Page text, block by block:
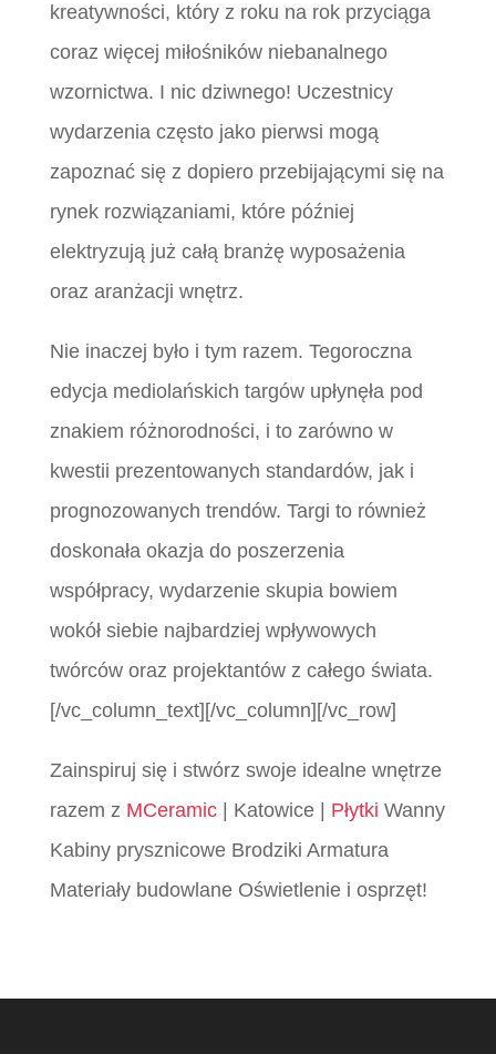
kreatywności, który z roku na rok przyciąga
coraz więcej miłośników niebanalnego
wzornictwa. I nic dziwnego! Uczestnicy
wydarzenia często jako pierwsi mogą
zapoznać się z dopiero przebijającymi się na
rynek rozwiązaniami, które później
elektryzują już całą branżę wyposażenia
oraz aranżacji wnętrz.
Nie inaczej było i tym razem. Tegoroczna
edycja mediolańskich targów upłynęła pod
znakiem różnorodności, i to zarówno w
kwestii prezentowanych standardów, jak i
prognozowanych trendów. Targi to również
doskonała okazja do poszerzenia
współpracy, wydarzenie skupia bowiem
wokół siebie najbardziej wpływowych
twórców oraz projektantów z całego świata.
[/vc_column_text][/vc_column][/vc_row]
Zainspiruj się i stwórz swoje idealne wnętrze
razem z MCeramic| Katowice | Płytki Wanny
Kabiny prysznicowe Brodziki Armatura
Materiały budowlane Oświetlenie i osprzęt!